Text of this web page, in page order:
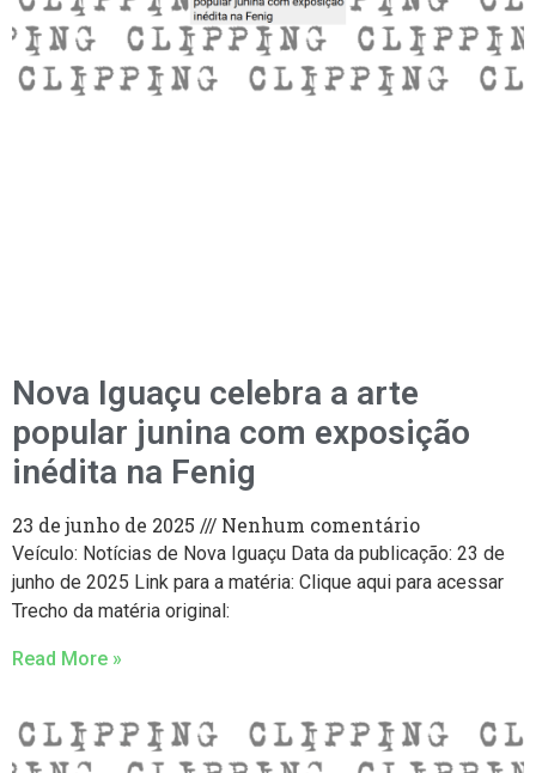
Nova Iguaçu celebra a arte
popular junina com exposição
inédita na Fenig
23 de junho de 2025 Nenhum comentário
Veículo: Notícias de Nova Iguaçu Data da publicação: 23 de
junho de 2025 Link para a matéria: Clique aqui para acessar
Trecho da matéria original:
Read More »